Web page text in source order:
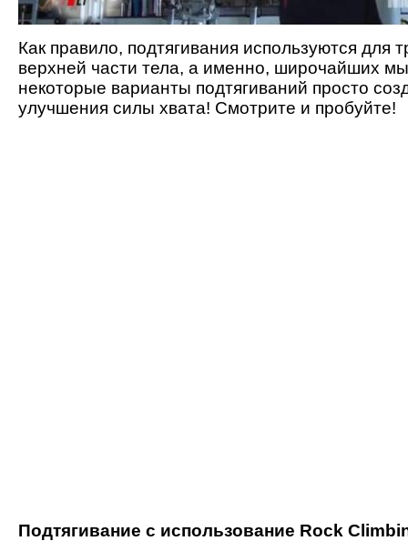
Как правило, подтягивания используются для
верхней части тела, а именно, широчайших
некоторые варианты подтягиваний просто
улучшения силы хвата! Смотрите и пробуйте!
Подтягивание с использование Rock